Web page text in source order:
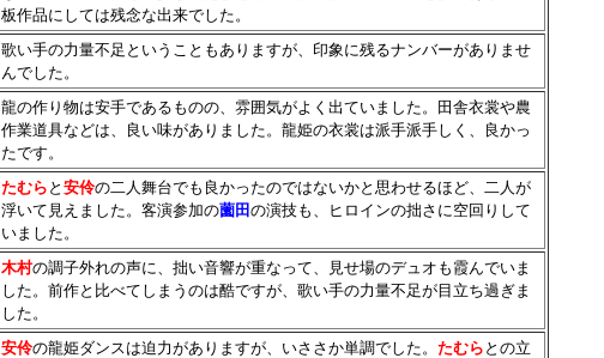
板作品にしては残念な出来でした。
歌い手の力量不足ということもありますが、印象に残るナンバーがありませ
んでした。
龍の作り物は安手であるものの、雰囲気がよく出ていました。田舎衣裳や農
作業道具などは、良い味がありました。龍姫の衣裳は派手派手しく、良かっ
たです。
たむら と 安伶の二人舞台でも良かったのではないかと思わせるほど、二人が
浮いて見えました。客演参加の薗田 の演技も、ヒロインの拙さに空回りして
いました。
木村の調子外れの声に、拙い音響が重なって、見せ場のデュオも霞んでいま
した。前作と比べてしまうのは酷ですが、歌い手の力量不足が目立ち過ぎま
した。
安伶の龍姫ダンスは迫力がありますが、いささか単調でした。 たむら との立